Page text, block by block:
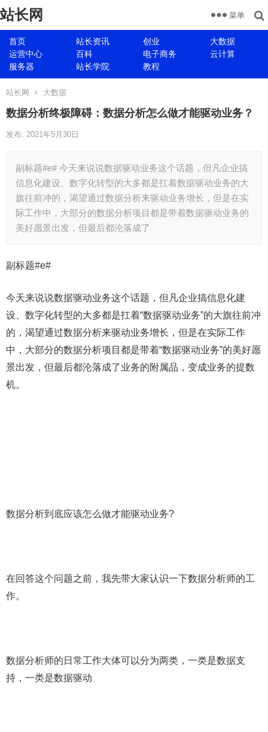
站长网
首页 站长资讯 创业
大数据
运营中心
百科 电子商务
云计算
服务器
站长学院 教程
菜单
站长网 大数据
数据分析终极障碍：数据分析怎么做才能驱动业务？
发布: 2021年5月30日
副标题#e# 今天来说说数据驱动业务这个话题，但凡企业搞
信息化建设、数字化转型的大多都是扛着数据驱动业务的大
旗往前冲的，渴望通过数据分析来驱动业务增长，但是在实
际工作中，大部分的数据分析项目都是带着数据驱动业务的
美好愿景出发，但最后都沦落成了
副标题#e#
今天来说说数据驱动业务这个话题，但凡企业搞信息化建
设、数字化转型的大多都是扛着“数据驱动业务”的大旗往前冲
的，渴望通过数据分析来驱动业务增长，但是在实际工作
中，大部分的数据分析项目都是带着“数据驱动业务”的美好愿
景出发，但最后都沦落成了业务的附属品，变成业务的提数
机。
数据分析到底应该怎么做才能驱动业务?
在回答这个问题之前，我先带大家认识一下数据分析师的工
作。
数据分析师的日常工作大体可以分为两类，一类是数据支
持，一类是数据驱动